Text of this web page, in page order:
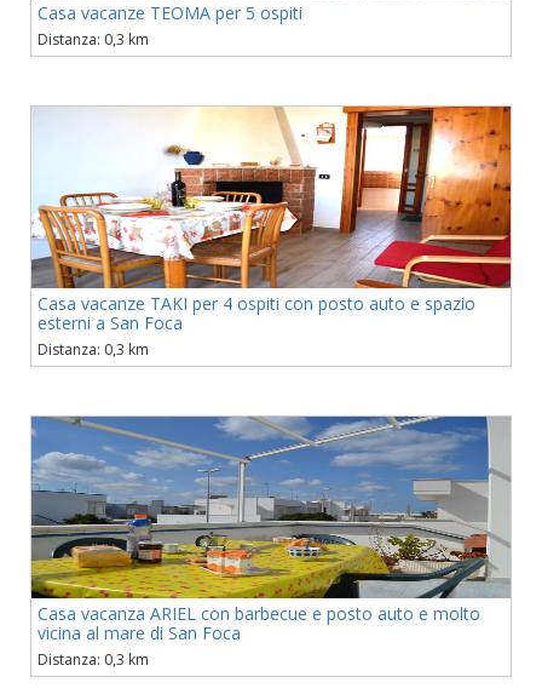
Casa vacanze TEOMA per 5 ospiti
Distanza: 0,3 km
Casa vacanze TAKI per 4 ospiti con posto auto e spazio
esterni a San Foca
Distanza: 0,3 km
Casa vacanza ARIEL con barbecue e posto auto e molto
vicina al mare di San Foca
Distanza: 0,3 km